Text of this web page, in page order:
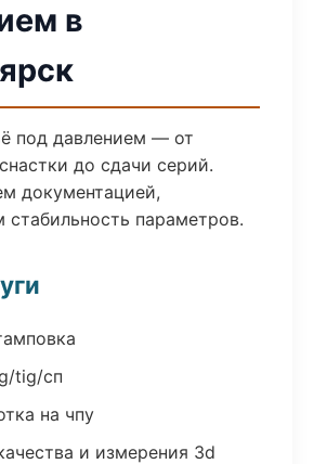
в
под давлением — от
до сдачи серий.
документацией,
стабильность параметров.
tig/сп
на чпу
и измерения 3d